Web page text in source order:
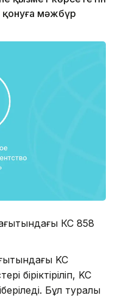
қонуға мәжбүр
КС 858
KC
біріктіріліп, KC
Бұл туралы